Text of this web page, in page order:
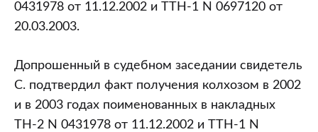
0431978 от 11.12.2002 и ТТН-1 N 0697120 от
20.03.2003.
Допрошенный в судебном заседании свидетель
С. подтвердил факт получения колхозом в 2002
и в 2003 годах поименованных в накладных
ТН-2 N 0431978 от 11.12.2002 и ТТН-1 N